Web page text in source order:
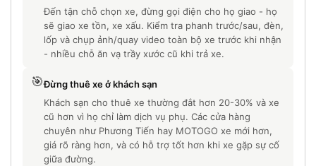
Đến tận chỗ chọn xe, đừng gọi điện cho họ giao - họ
sẽ giao xe tồn, xe xấu. Kiểm tra phanh trước/sau, đèn,
lốp và chụp ảnh/quay video toàn bộ xe trước khi nhận
- nhiều chỗ ăn vạ trầy xước cũ khi trả xe.
🎯Đừng thuê xe ở khách sạn
Khách sạn cho thuê xe thường đắt hơn 20-30% và xe
cũ hơn vì họ chỉ làm dịch vụ phụ. Các cửa hàng
chuyên như Phương Tiến hay MOTOGO xe mới hơn,
giá rõ ràng hơn, và có hỗ trợ tốt hơn khi xe gặp sự cố
giữa đường.